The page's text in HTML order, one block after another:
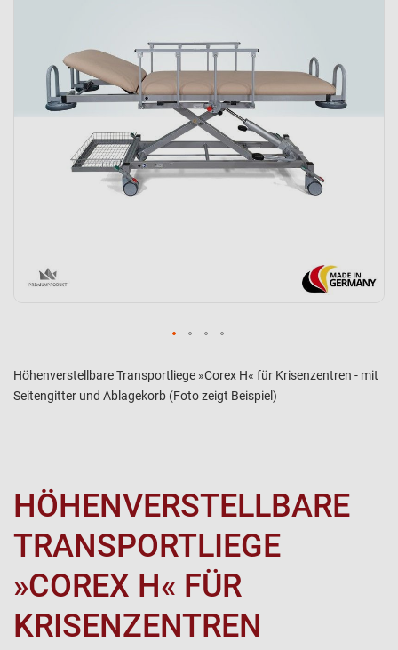
Höhenverstellbare Transportliege »Corex H« für Krisenzentren - mit
Seitengitter und Ablagekorb (Foto zeigt Beispiel)
HÖHENVERSTELLBARE
TRANSPORTLIEGE
»COREX H« FÜR
KRISENZENTREN